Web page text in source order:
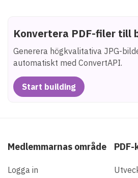
Konvertera PDF-filer till
Generera högkvalitativa JPG-
automatiskt med ConvertAPI.
Start building
Medlemmarnas område
Logga in